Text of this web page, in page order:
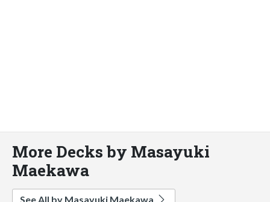
More Decks by Masayuki
Maekawa
See All by Masayuki Maekawa